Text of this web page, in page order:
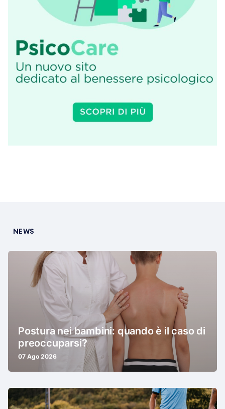
NEWS
Postura nei bambini: quando è il caso di
preoccuparsi?
07 Ago 2026